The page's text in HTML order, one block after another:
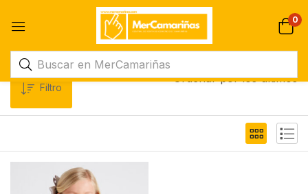
0
Filtro
Ordenar por los últimos